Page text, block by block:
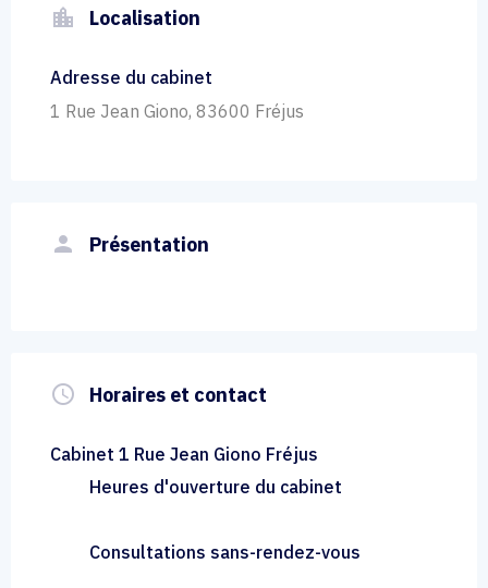
location_city Localisation
Adresse du cabinet
1 Rue Jean Giono, 83600 Fréjus
person Présentation
query_builder Horaires et contact
Cabinet 1 Rue Jean Giono Fréjus
Heures d'ouverture du cabinet
Consultations sans-rendez-vous